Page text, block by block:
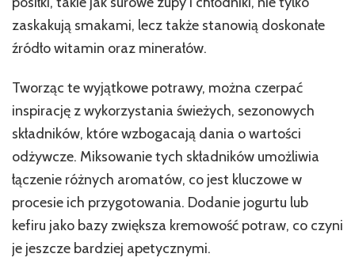
zaskakują smakami, lecz także stanowią doskonałe
źródło witamin oraz minerałów.
Tworząc te wyjątkowe potrawy, można czerpać
inspirację z wykorzystania świeżych, sezonowych
składników, które wzbogacają dania o wartości
odżywcze. Miksowanie tych składników umożliwia
łączenie różnych aromatów, co jest kluczowe w
procesie ich przygotowania. Dodanie jogurtu lub
kefiru jako bazy zwiększa kremowość potraw, co czyni
je jeszcze bardziej apetycznymi.